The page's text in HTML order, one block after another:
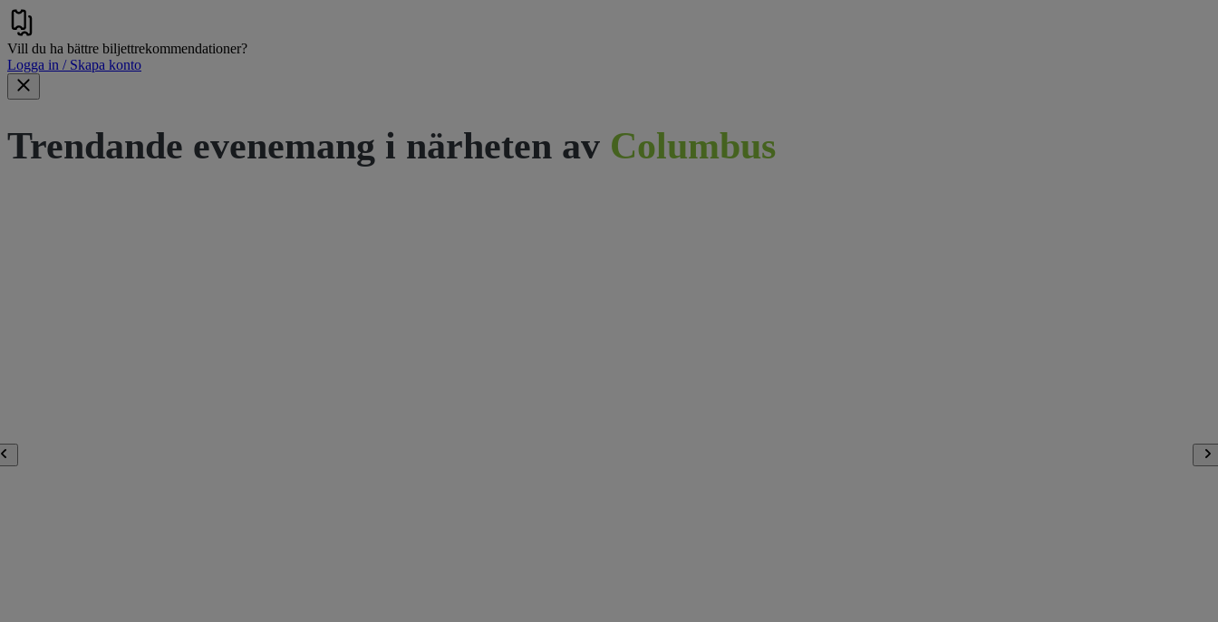
Vill du ha bättre biljettrekommendationer?
Logga in / Skapa konto
Trendande evenemang i närheten av Columbus